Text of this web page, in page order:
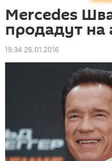
Mercedes
продадут на
19:34 26.01.2016